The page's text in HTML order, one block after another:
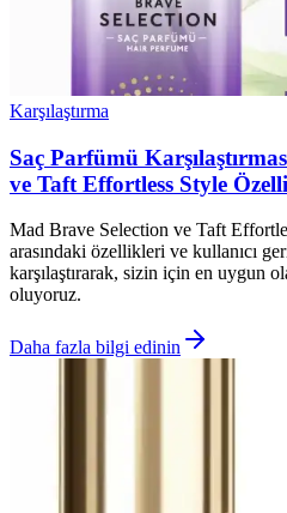
Karşılaştırma
Saç Parfümü
ve Taft Effortless Style
Mad Brave Selection ve Taft
arasındaki özellikleri ve kullanıcı
karşılaştırarak, sizin için en uygun
oluyoruz.
Daha fazla bilgi edinin